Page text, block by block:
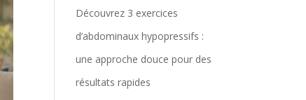
Découvrez 3 exercices
d’abdominaux hypopressifs :
une approche douce pour des
résultats rapides